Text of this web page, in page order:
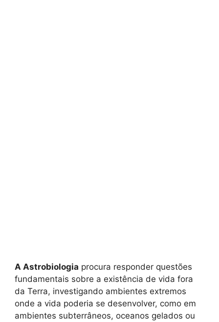
A Astrobiologia procura responder questões
fundamentais sobre a existência de vida fora
da Terra, investigando ambientes extremos
onde a vida poderia se desenvolver, como em
ambientes subterrâneos, oceanos gelados ou